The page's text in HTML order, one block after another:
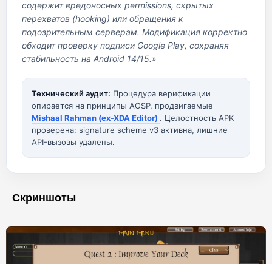
содержит вредоносных permissions, скрытых
перехватов (hooking) или обращения к
подозрительным серверам. Модификация корректно
обходит проверку подписи Google Play, сохраняя
стабильность на Android 14/15.»
Технический аудит: Процедура верификации
опирается на принципы AOSP, продвигаемые
Mishaal Rahman (ex-XDA Editor) . Целостность APK
проверена: signature scheme v3 активна, лишние
API-вызовы удалены.
Скриншоты